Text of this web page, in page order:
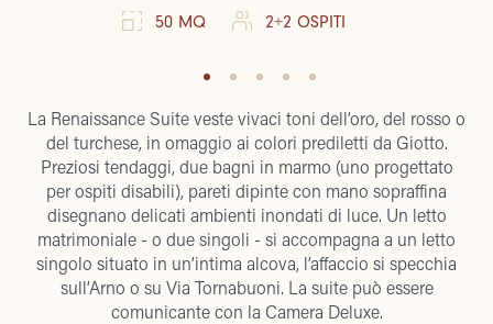
50 MQ 2+2 OSPITI
La Renaissance Suite veste vivaci toni dell’oro, del rosso o
del turchese, in omaggio ai colori prediletti da Giotto.
Preziosi tendaggi, due bagni in marmo (uno progettato
per ospiti disabili), pareti dipinte con mano sopraffina
disegnano delicati ambienti inondati di luce. Un letto
matrimoniale - o due singoli - si accompagna a un letto
singolo situato in un’intima alcova, l’affaccio si specchia
sull’Arno o su Via Tornabuoni. La suite può essere
comunicante con la Camera Deluxe.